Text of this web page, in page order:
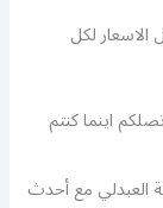
لكل
متنقل 24 ساعة تصلكم اينما كنتم
العبدلي مع أحدث